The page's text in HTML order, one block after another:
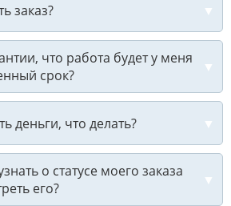
заказ?
что работа будет у меня
срок?
деньги, что делать?
о статусе моего заказа
его?